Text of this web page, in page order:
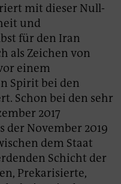
mit dieser Null-
und
für den Iran
als Zeichen von
einem
Spirit bei den
Schon bei den sehr
2017
der November 2019
dem Staat
Schicht der
Prekarisierte,